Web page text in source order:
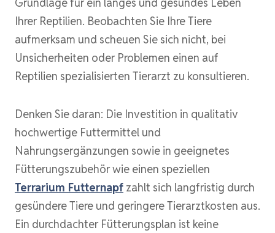
Ihrer Reptilien. Beobachten Sie Ihre Tiere
aufmerksam und scheuen Sie sich nicht, bei
Unsicherheiten oder Problemen einen auf
Reptilien spezialisierten Tierarzt zu konsultieren.
Denken Sie daran: Die Investition in qualitativ
hochwertige Futtermittel und
Nahrungsergänzungen sowie in geeignetes
Fütterungszubehör wie einen speziellen
Terrarium Futternapf zahlt sich langfristig durch
gesündere Tiere und geringere Tierarztkosten aus.
Ein durchdachter Fütterungsplan ist keine